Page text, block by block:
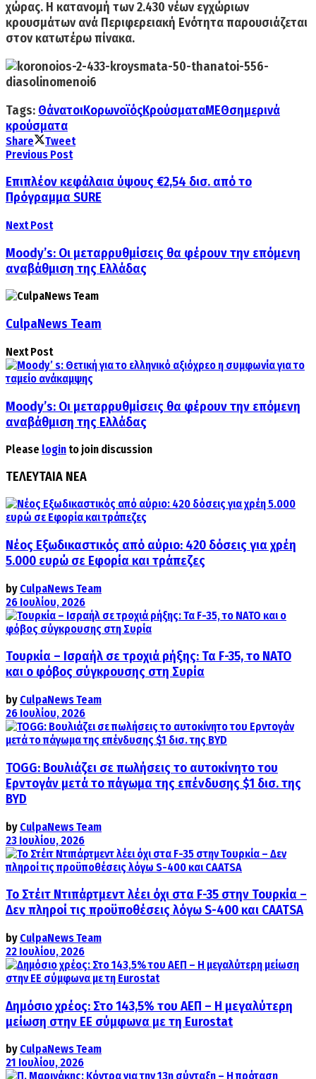
χώρας. Η κατανομή των 2.430 νέων εγχώριων
κρουσμάτων ανά Περιφερειακή Ενότητα παρουσιάζεται
στον κατωτέρω πίνακα.
Tags: ΘάνατοιΚορωνοϊόςΚρούσματαΜΕΘσημερινά
κρούσματα
Share
Tweet
Previous Post
Eπιπλέον κεφάλαια ύψους €2,54 δισ. από το
Πρόγραμμα SURE
Next Post
Moody’s: Οι μεταρρυθμίσεις θα φέρουν την επόμενη
αναβάθμιση της Ελλάδας
CulpaNews Team
Next Post
Moody’s: Οι μεταρρυθμίσεις θα φέρουν την επόμενη
αναβάθμιση της Ελλάδας
Please login to join discussion
ΤΕΛΕΥΤΑΙΑ ΝΕΑ
Νέος Εξωδικαστικός από αύριο: 420 δόσεις για χρέη
5.000 ευρώ σε Εφορία και τράπεζες
by CulpaNews Team
26 Ιουλίου, 2026
Τουρκία – Ισραήλ σε τροχιά ρήξης: Τα F-35, το ΝΑΤΟ
και ο φόβος σύγκρουσης στη Συρία
by CulpaNews Team
26 Ιουλίου, 2026
TOGG: Βουλιάζει σε πωλήσεις το αυτοκίνητο του
Ερντογάν μετά το πάγωμα της επένδυσης $1 δισ. της
BYD
by CulpaNews Team
23 Ιουλίου, 2026
Το Στέιτ Ντιπάρτμεντ λέει όχι στα F-35 στην Τουρκία –
Δεν πληροί τις προϋποθέσεις λόγω S-400 και CAATSA
by CulpaNews Team
22 Ιουλίου, 2026
Δημόσιο χρέος: Στο 143,5% του ΑΕΠ – Η μεγαλύτερη
μείωση στην ΕΕ σύμφωνα με τη Eurostat
by CulpaNews Team
21 Ιουλίου, 2026